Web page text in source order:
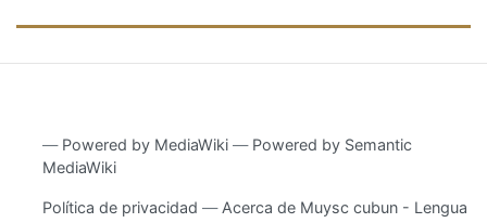
― Powered by MediaWiki ― Powered by Semantic
MediaWiki
Política de privacidad
Acerca de Muysc cubun - Lengua